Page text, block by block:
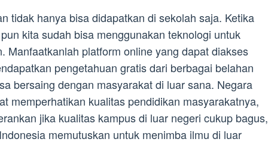
tidak hanya bisa didapatkan di sekolah saja. Ketika
kita sudah bisa menggunakan teknologi untuk
Manfaatkanlah platform online yang dapat diakses
pengetahuan gratis dari berbagai belahan
bersaing dengan masyarakat di luar sana. Negara
memperhatikan kualitas pendidikan masyarakatnya,
jika kualitas kampus di luar negeri cukup bagus,
memutuskan untuk menimba ilmu di luar